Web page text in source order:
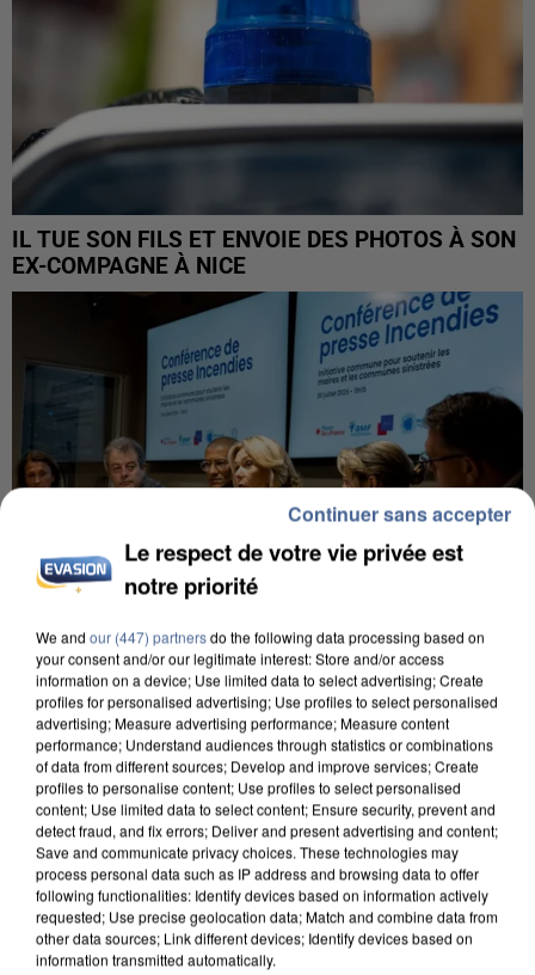
IL TUE SON FILS ET ENVOIE DES PHOTOS À SON
EX-COMPAGNE À NICE
INCENDIES : L’ÎLE-DE-FRANCE LANCE UN ÉLAN
DE SOLIDARITÉ AVEC LES...
Le respect de votre vie privée est
notre priorité
We and our (447) partnersdo the following data processing based on
your consent and/or our legitimate interest: Store and/or access
information on a device; Use limited data to select advertising; Create
profiles for personalised advertising; Use profiles to select personalised
advertising; Measure advertising performance; Measure content
performance; Understand audiences through statistics or combinations
of data from different sources; Develop and improve services; Create
profiles to personalise content; Use profiles to select personalised
content; Use limited data to select content; Ensure security, prevent and
detect fraud, and fix errors; Deliver and present advertising and content;
Save and communicate privacy choices. These technologies may
process personal data such as IP address and browsing data to offer
following functionalities: Identify devices based on information actively
requested; Use precise geolocation data; Match and combine data from
other data sources; Link different devices; Identify devices based on
information transmitted automatically.
Continuer sans accepter